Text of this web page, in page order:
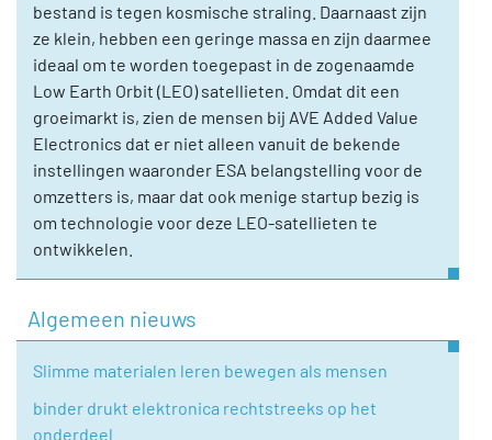
bestand is tegen kosmische straling. Daarnaast zijn
ze klein, hebben een geringe massa en zijn daarmee
ideaal om te worden toegepast in de zogenaamde
Low Earth Orbit (LEO) satellieten. Omdat dit een
groeimarkt is, zien de mensen bij AVE Added Value
Electronics dat er niet alleen vanuit de bekende
instellingen waaronder ESA belangstelling voor de
omzetters is, maar dat ook menige startup bezig is
om technologie voor deze LEO-satellieten te
ontwikkelen.
Algemeen nieuws
Slimme materialen leren bewegen als mensen
binder drukt elektronica rechtstreeks op het
onderdeel